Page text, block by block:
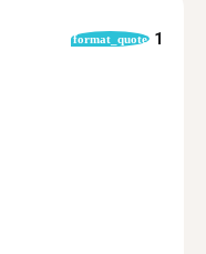
format_quote 1